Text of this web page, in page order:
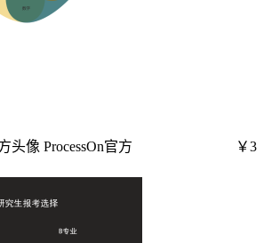
ProcessOn官方
￥3